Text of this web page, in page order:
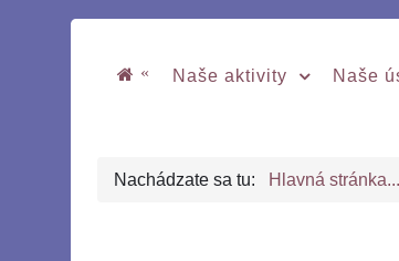
« Naše aktivity Naše
Nachádzate sa tu: Hlavná stránka...